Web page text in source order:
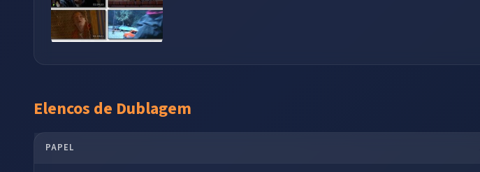
Elencos de Dublagem
PAPEL